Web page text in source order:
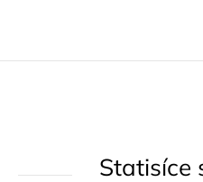
Statisíce